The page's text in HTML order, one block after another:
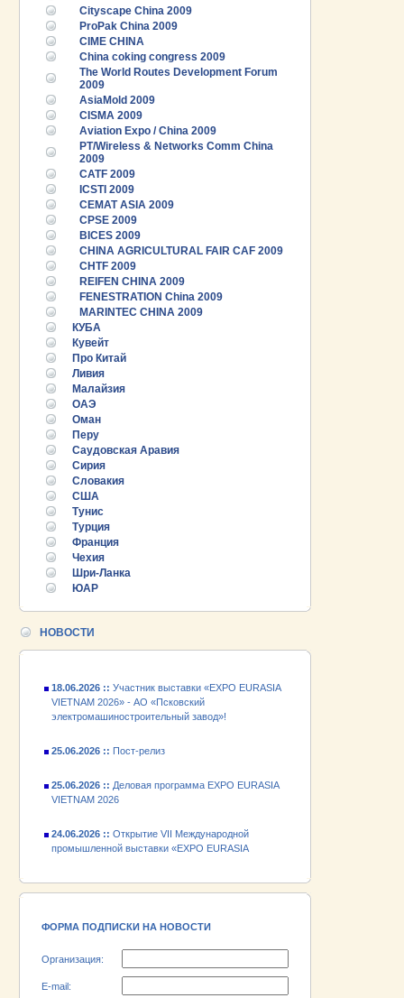
Cityscape China 2009
ProPak China 2009
CIME CHINA
China coking congress 2009
The World Routes Development Forum
2009
AsiaMold 2009
CISMA 2009
Aviation Expo / China 2009
PT/Wireless & Networks Comm China
2009
CATF 2009
ICSTI 2009
CEMAT ASIA 2009
CPSE 2009
BICES 2009
CHINA AGRICULTURAL FAIR CAF 2009
CHTF 2009
REIFEN CHINA 2009
FENESTRATION China 2009
MARINTEC CHINA 2009
КУБА
Кувейт
Про Китай
Ливия
Малайзия
ОАЭ
Оман
Перу
Саудовская Аравия
Сирия
Словакия
США
Тунис
Турция
Франция
Чехия
Шри-Ланка
ЮАР
НОВОСТИ
25.06.2026 ::
25.06.2026 ::Деловая программа EXPO EURASIA
VIETNAM 2026
промышленной выставки «EXPO EURASIA
VIETNAM 2026»
электромашиностроительный завод»!
25.06.2026 ::Пост-релиз
25.06.2026 :: Деловая программа EXPO EURASIA
24.06.2026 ::Открытие VII Международной
VIETNAM 2026»
VIETNAM 2026» - АО «Псковский
ФОРМА ПОДПИСКИ НА НОВОСТИ
Организация:
E-mail: